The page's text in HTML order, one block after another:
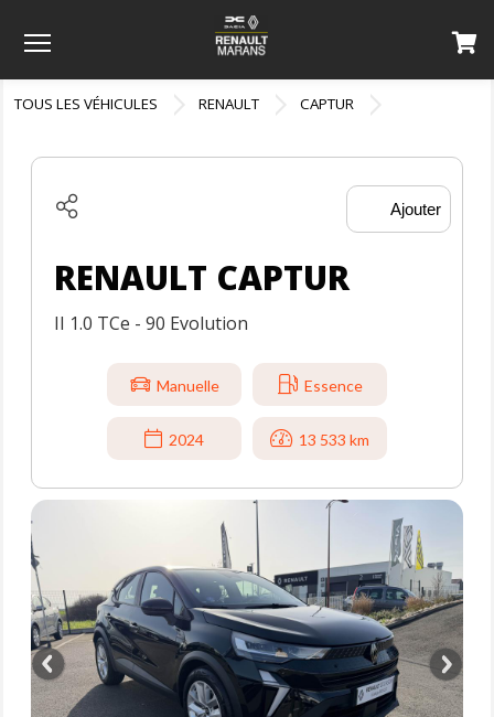
TOUS LES VÉHICULES RENAULT CAPTUR
Ajouter
RENAULT CAPTUR
II 1.0 TCe - 90 Evolution
Manuelle Essence
2024 13 533 km